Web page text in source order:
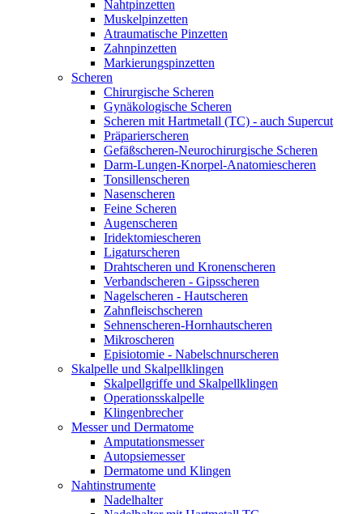
Nahtpinzetten
Muskelpinzetten
Atraumatische Pinzetten
Zahnpinzetten
Markierungspinzetten
Scheren
Chirurgische Scheren
Gynäkologische Scheren
Scheren mit Hartmetall (TC) - auch Supercut
Präparierscheren
Gefäßscheren-Neurochirurgische Scheren
Darm-Lungen-Knorpel-Anatomiescheren
Tonsillenscheren
Nasenscheren
Feine Scheren
Augenscheren
Iridektomiescheren
Ligaturscheren
Drahtscheren und Kronenscheren
Verbandscheren - Gipsscheren
Nagelscheren - Hautscheren
Zahnfleischscheren
Sehnenscheren-Hornhautscheren
Mikroscheren
Episiotomie - Nabelschnurscheren
Skalpelle und Skalpellklingen
Skalpellgriffe und Skalpellklingen
Operationsskalpelle
Klingenbrecher
Messer und Dermatome
Amputationsmesser
Autopsiemesser
Dermatome und Klingen
Nahtinstrumente
Nadelhalter